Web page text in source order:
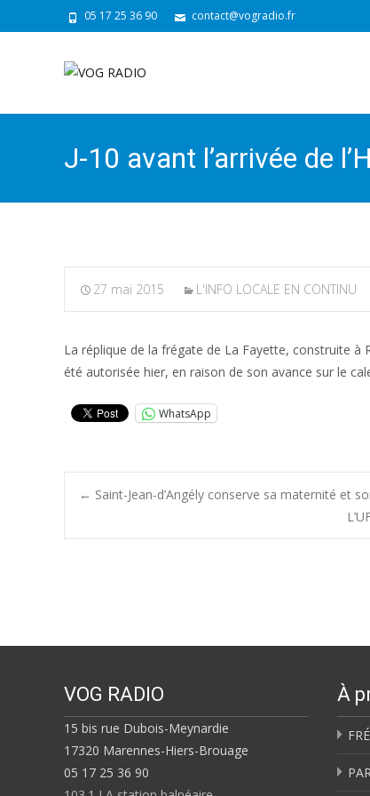
05 17 25 36 90 contact@vogradio.fr
J-10 avant l’arrivée de
27 mai 2015 L'INFO LOCALE EN CONTINU
La réplique de la frégate de La Fayette, construite à
été autorisée hier, en raison de son avance sur le
WhatsApp
Post
← Saint-Jean-d’Angély conserve sa maternité et
VOG RADIO
15 bis rue Dubois-Meynardie
17320 Marennes-Hiers-Brouage
05 17 25 36 90
À